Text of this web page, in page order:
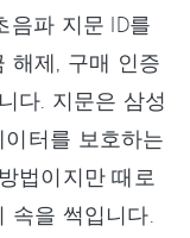
음파 지문 ID를
해제, 구매 인증
다. 지문은 삼성
터를 보호하는
법이지만 때로
속을 썩입니다.